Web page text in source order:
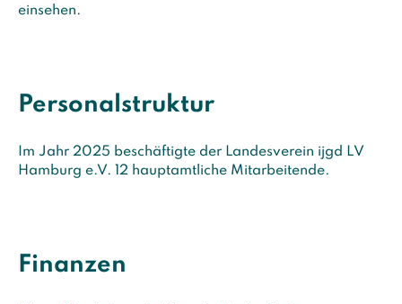
einsehen.
Personalstruktur
Im Jahr 2025 beschäftigte der Landesverein ijgd LV
Hamburg e.V. 12 hauptamtliche Mitarbeitende.
Finanzen